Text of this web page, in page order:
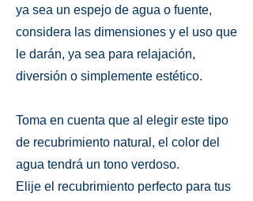
ya sea un espejo de agua o fuente,
considera las dimensiones y el uso que
le darán, ya sea para relajación,
diversión o simplemente estético.
Toma en cuenta que al elegir este tipo
de recubrimiento natural, el color del
agua tendrá un tono verdoso.
Elije el recubrimiento perfecto para tus